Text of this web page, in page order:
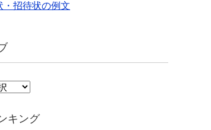
・招待状の例文
キング